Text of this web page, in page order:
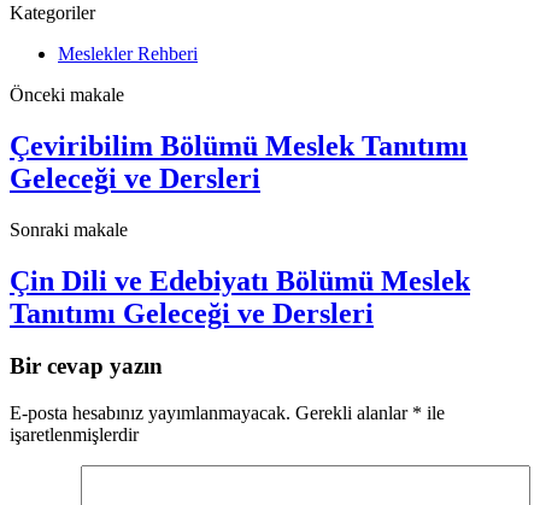
Kategoriler
Meslekler Rehberi
Önceki makale
Çeviribilim Bölümü Meslek Tanıtımı
Geleceği ve Dersleri
Sonraki makale
Çin Dili ve Edebiyatı Bölümü Meslek
Tanıtımı Geleceği ve Dersleri
Bir cevap yazın
E-posta hesabınız yayımlanmayacak. Gerekli alanlar * ile
işaretlenmişlerdir